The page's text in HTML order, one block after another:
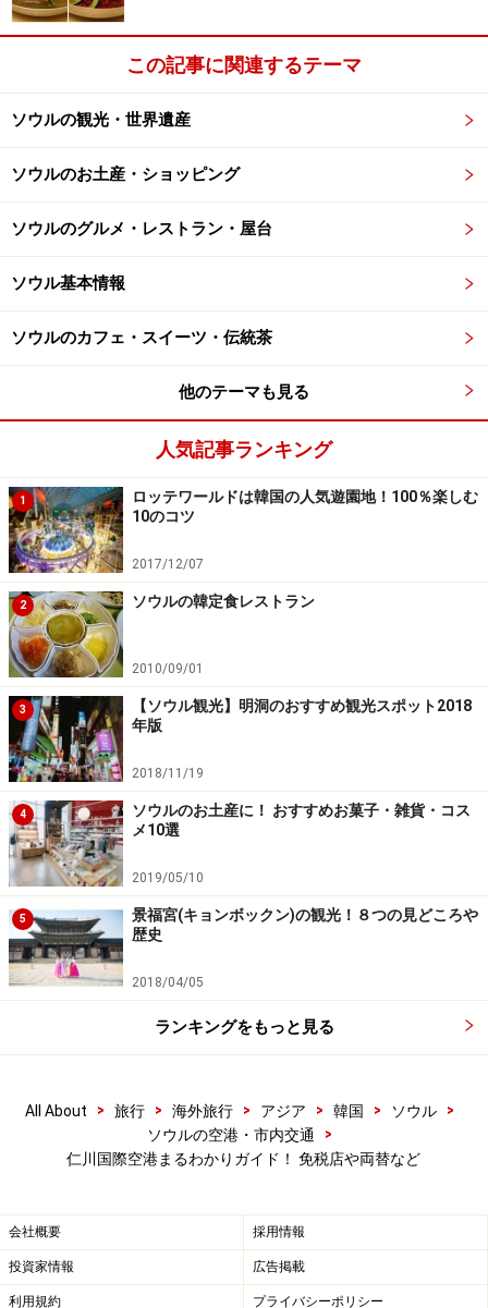
ル
仁川国際空港からソウル市内へのアクセス
空港でショッピングを楽しもう！
有名ブランドはほぼ全て入店。出国ギリギリまで楽しいお買
い物を！
ア。ロッテ免税店では、香水と化粧品、酒類、タバコ
を、新羅免税店は香水、化粧品、サングラスや時計、ア
ションアクセサリー、韓国観光公社では高麗人参や記念
品などを購入できます。仁川国際空港は、世界の免税店
の中でも売り上げNO1！特に化粧品類の品揃えが豊富で
す。最新アイテムもいち早く入荷するのでお目当てがき
っと買えますよ。 一部の航空会社では、搭乗エリアから
空港内列車スターラインで 出国ゲートのあるコンコース
へ移動しますが、こちらにもロッテ免税店と新羅免税店
が入店しています。
ソウル市内で免税品を購入している方は、免税品受け渡
しデスクで商品を受け取ることをお忘れなく！ 混雑して
いる日は長蛇の列となることもあるので、なるべく早く
受け取りに行きましょう！
一般区域にもショッピングスポットは多数あります
またチェックインカウンターエリアがある一般区域に
は、ミシャやエチュードハウスなど、人気のプチプラコ
スメブランドのお店の他、AKの記念品ショップなどもあ
ります。免税品もコスメも、その他のお土産類も、時間
が足りなくてソウル市内で買えなかった!! という方もご
あちこち駆け回らず、少し早めにホテルを出発し空港へ
向かうのが得策です！
＜DATA＞
この記事に関連するテーマ
ソウルの観光・世界遺産
ソウルのお土産・ショッピング
ソウルのグルメ・レストラン・屋台
ソウル基本情報
ソウルのカフェ・スイーツ・伝統茶
他のテーマも見る
人気記事ランキング
1
ロッテワールドは韓国の人気遊園地！100％楽しむ
10のコツ
2017/12/07
2 ソウルの韓定食レストラン
2010/09/01
3
【ソウル観光】明洞のおすすめ観光スポット2018
年版
2018/11/19
4
ソウルのお土産に！ おすすめお菓子・雑貨・コス
メ10選
2019/05/10
5
景福宮(キョンボックン)の観光！８つの見どころや
歴史
2018/04/05
ランキングをもっと見る
All About > 旅行 > 海外旅行 > アジア > 韓国 > ソウル
>
ソウルの空港・市内交通
>
仁川国際空港まるわかりガイド！ 免税店や両替など
会社概要 採用情報
投資家情報 広告掲載
利用規約 プライバシーポリシー